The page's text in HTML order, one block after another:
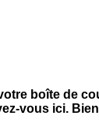
boîte de
vous ici.